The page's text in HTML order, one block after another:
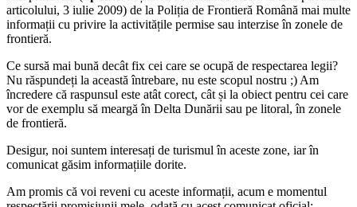
articolului, 3 iulie 2009) de la Poliția de Frontieră Română mai multe
informații cu privire la activitățile permise sau interzise în zonele de
frontieră.
Ce sursă mai bună decât fix cei care se ocupă de respectarea legii?
Nu răspundeți la această întrebare, nu este scopul nostru ;) Am
încredere că raspunsul este atât corect, cât și la obiect pentru cei care
vor de exemplu să meargă în Delta Dunării sau pe litoral, în zonele
de frontieră.
Desigur, noi suntem interesați de turismul în aceste zone, iar în
comunicat găsim informațiile dorite.
Am promis că voi reveni cu aceste informații, acum e momentul